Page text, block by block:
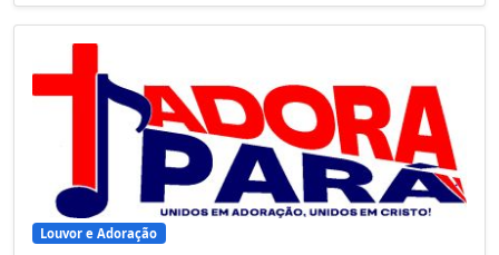
Louvor e Adoração